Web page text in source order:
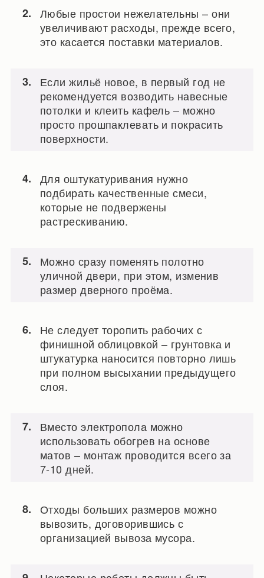
Любые простои нежелательны – они
увеличивают расходы, прежде всего,
это касается поставки материалов.
Если жильё новое, в первый год не
рекомендуется возводить навесные
потолки и клеить кафель – можно
просто прошпаклевать и покрасить
поверхности.
Для оштукатуривания нужно
подбирать качественные смеси,
которые не подвержены
растрескиванию.
Можно сразу поменять полотно
уличной двери, при этом, изменив
размер дверного проёма.
Не следует торопить рабочих с
финишной облицовкой – грунтовка и
штукатурка наносится повторно лишь
при полном высыхании предыдущего
слоя.
Вместо электропола можно
использовать обогрев на основе
матов – монтаж проводится всего за
7-10 дней.
Отходы больших размеров можно
вывозить, договорившись с
организацией вывоза мусора.